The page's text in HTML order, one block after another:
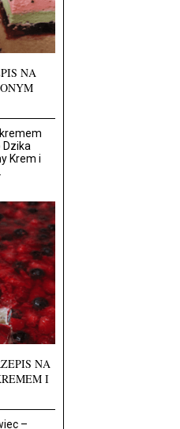
NA
Dzika
Krem i
NA
I
–